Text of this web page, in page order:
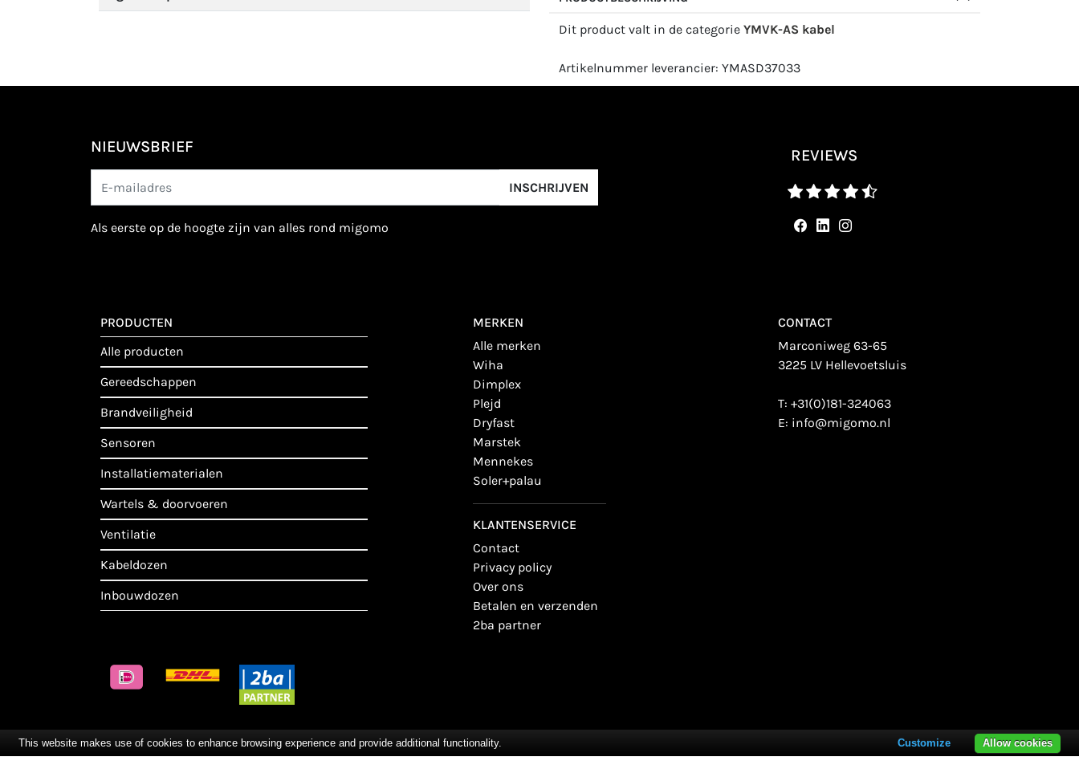
Dit product valt in de categorie YMVK-AS kabel
Artikelnummer leverancier: YMASD37033
NIEUWSBRIEF
INSCHRIJVEN
als eerste op de hoogte zijn van alles rond migomo
REVIEWS
PRODUCTEN
alle producten
gereedschappen
brandveiligheid
sensoren
installatiematerialen
wartels & doorvoeren
ventilatie
kabeldozen
inbouwdozen
MERKEN
alle merken
wiha
dimplex
plejd
dryfast
marstek
mennekes
soler+palau
KLANTENSERVICE
contact
privacy policy
over ons
betalen en verzenden
2ba partner
CONTACT
Marconiweg 63-65
3225 LV Hellevoetsluis
T:+31(0)181-324063
E: info@migomo.nl
This website makes use of cookies to enhance browsing experience and provide additional functionality. Allow cookies
Customize